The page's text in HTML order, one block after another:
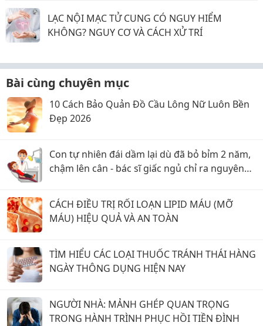
LẠC NỘI MẠC TỬ CUNG CÓ NGUY HIỂM
KHÔNG? NGUY CƠ VÀ CÁCH XỬ TRÍ
Bài cùng chuyên mục
10 Cách Bảo Quản Đồ Cầu Lông Nữ Luôn Bền
Đẹp 2026
Con tự nhiên đái dầm lại dù đã bỏ bỉm 2 năm,
chậm lên cân - bác sĩ giấc ngủ chỉ ra nguyên
CÁCH ĐIỀU TRỊ RỐI LOẠN LIPID MÁU (MỠ
MÁU) HIỆU QUẢ VÀ AN TOÀN
TÌM HIỂU CÁC LOẠI THUỐC TRÁNH THÁI HÀNG
NGÀY THÔNG DỤNG HIỆN NAY
NGƯỜI NHÀ: MẢNH GHÉP QUAN TRỌNG
TRONG HÀNH TRÌNH PHỤC HỒI TIỀN ĐÌNH